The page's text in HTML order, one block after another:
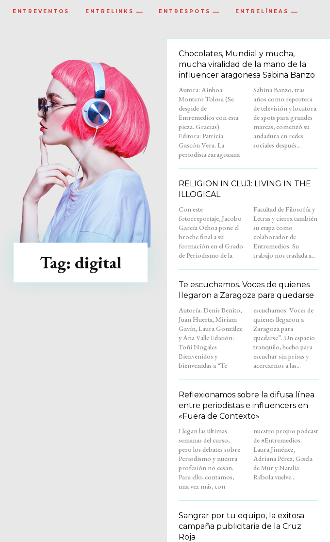
ENTREVENTOS ENTRELINKS ENTRESPOTS ENTRELÍNEAS
Tag: digital
Chocolates, Mundial y mucha,
mucha viralidad de la mano de la
influencer aragonesa Sabina Banzo
Autora: Ainhoa
Montero Tolosa (Se
despide de
Entremedios con esta
pieza. Gracias).
Editora: Patricia
Gascón Vera. La
periodista zaragozana
Sabina Banzo, tras
años como reportera
de televisión y locutora
de spots para grandes
marcas, comenzó su
andadura en redes
sociales después...
RELIGION IN CLUJ: LIVING IN THE
ILLOGICAL
Con este
fotorreportaje, Jacobo
García Ochoa pone el
broche final a su
formación en el Grado
de Periodismo de la
Facultad de Filosofía y
Letras y cierra también
su etapa como
colaborador de
Entremedios. Su
trabajo nos traslada a...
Te escuchamos. Voces de quienes
llegaron a Zaragoza para quedarse
Autoría: Denis Benito,
Juan Huerta, Miriam
Gavín, Laura González
y Ana Valle Edición:
Toñi Nogales
Bienvenidos y
bienvenidas a “Te
escuchamos. Voces de
quienes llegaron a
Zaragoza para
quedarse”. Un espacio
tranquilo, hecho para
escuchar sin prisas y
acercarnos a las...
Reflexionamos sobre la difusa línea
entre periodistas e influencers en
«Fuera de Contexto»
Llegan las últimas
semanas del curso,
pero los debates sobre
Periodismo y nuestra
profesión no cesan.
Para ello, contamos,
una vez más, con
nuestro propio podcast
de #Entremedios.
Laura Jiménez,
Adriana Pérez, Gisela
de Mur y Natalia
Rébola vuelve...
Sangrar por tu equipo, la exitosa
campaña publicitaria de la Cruz
Roja